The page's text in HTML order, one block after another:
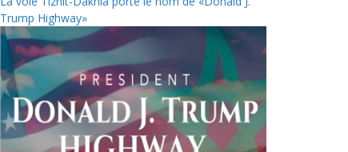
Trump Highway»